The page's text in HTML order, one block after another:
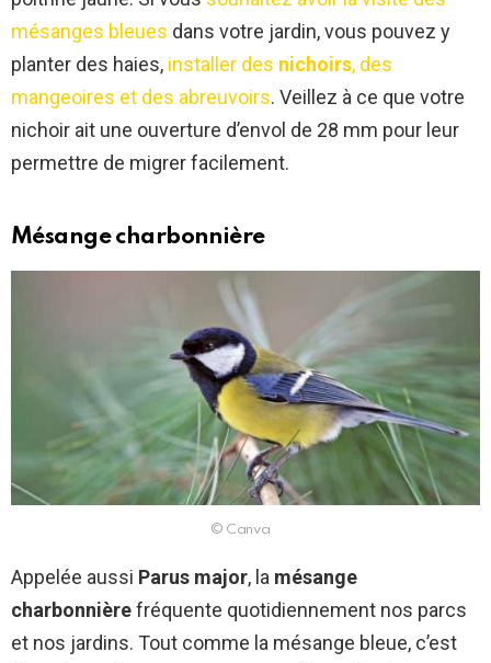
mésanges bleues dans votre jardin, vous pouvez y
planter des haies, installer des nichoirs, des
mangeoires et des abreuvoirs. Veillez à ce que votre
nichoir ait une ouverture d’envol de 28 mm pour leur
permettre de migrer facilement.
Mésange charbonnière
© Canva
Appelée aussi Parus major, la mésange
charbonnièrefréquente quotidiennement nos parcs
et nos jardins. Tout comme la mésange bleue, c’est